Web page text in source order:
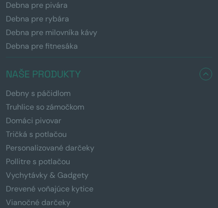
Debna pre pivára
Debna pre rybára
Debna pre milovníka kávy
Debna pre fitnesáka
NAŠE PRODUKTY
Debny s páčidlom
Truhlice so zámočkom
Domáci pivovar
Tričká s potlačou
Personalizované darčeky
Pollitre s potlačou
Vychytávky & Gadgety
Drevené voňajúce kytice
Vianočné darčeky